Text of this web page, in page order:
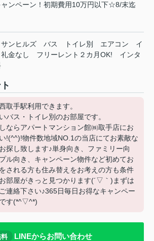
ンペーン！初期費用10万円以下☆8/末迄
サンヒルズ バス トイレ別 エアコン
イ
礼金なし フリーレント２カ月OK!
インタ
取手駅利用できます。
バス・トイレ別のお部屋です。
ならアパートマンション館㈱取手店にお
!(^^)!物件数地域NO.1の当店にてお素敵な
探し致します♪単身向き、ファミリー向
ル向き、キャンペーン物件など初めてお
される方も住み替えをお考えの方も条件
部屋がきっと見つかります(´▽｀)まずは
連絡下さい♪365日毎日お得なキャンペー
す(*^▽^*)
LINEからお問い合わせ